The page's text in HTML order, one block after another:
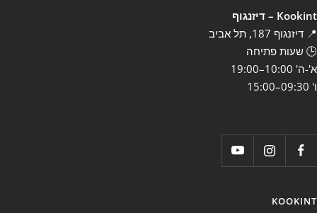
Kookint – דיזנגוף
📍 דיזנגוף 187, תל אביב
🕒 שעות פתיחה
א'-ה' 10:00–19:00
ו' 09:30–15:00
KOOKINT